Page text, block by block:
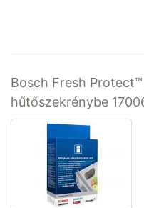
Bosch Fresh
hűtőszekrénybe